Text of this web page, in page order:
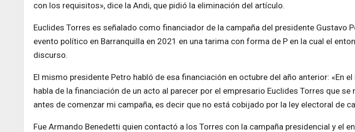
con los requisitos», dice la Andi, que pidió la eliminación del artículo.
Euclides Torres es señalado como financiador de la campaña del presidente Gustavo
evento político en Barranquilla en 2021 en una tarima con forma de P en la cual el
discurso.
El mismo presidente Petro habló de esa financiación en octubre del año anterior: «En
habla de la financiación de un acto al parecer por el empresario Euclides Torres que se
antes de comenzar mi campaña, es decir que no está cobijado por la ley electoral de
Fue Armando Benedetti quien contactó a los Torres con la campaña presidencial y el